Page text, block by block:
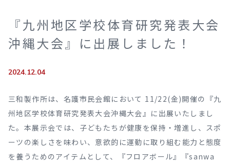
『九州地区学校体育研究発表大会
沖縄大会』に出展しました！
2024.12.04
三和製作所は、名護市民会館において 11/22(金)開催の『九
州地区学校体育研究発表大会沖縄大会』に出展いたしまし
た。本展示会では、子どもたちが健康を保持・増進し、スポ
ーツの楽しさを味わい、意欲的に運動に取り組む能力と態度
を養うためのアイテムとして、『フロアボール』『sanwa